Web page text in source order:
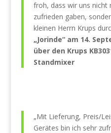
froh, dass wir uns nicht
zufrieden gaben,
kleinen Herrn Krups
„Jorinde“ am 14.
über den Krups
Standmixer
„Mit Lieferung, Preis/
Gerätes bin ich sehr